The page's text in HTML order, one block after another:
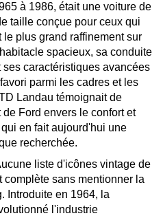
à 1986, était une voiture de
taille conçue pour ceux qui
le plus grand raffinement sur
spacieux, sa conduite
ses caractéristiques avancées
parmi les cadres et les
Landau témoignait de
de Ford envers le confort et
qui en fait aujourd'hui une
recherchée.
liste d'icônes vintage de
complète sans mentionner la
Introduite en 1964, la
l'industrie